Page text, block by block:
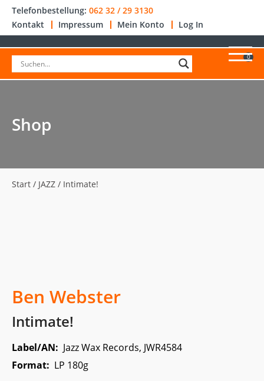
Telefonbestellung: 062 32 / 29 3130
Kontakt
Impressum Mein Konto Log In
0
Shop
Start / JAZZ / Intimate!
Ben Webster
Intimate!
Label/AN: Jazz Wax Records, JWR4584
Format: LP 180g